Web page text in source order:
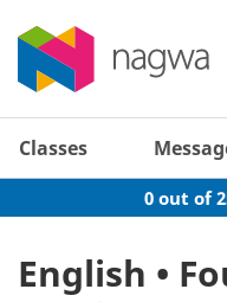
Classes
0 out of
English •